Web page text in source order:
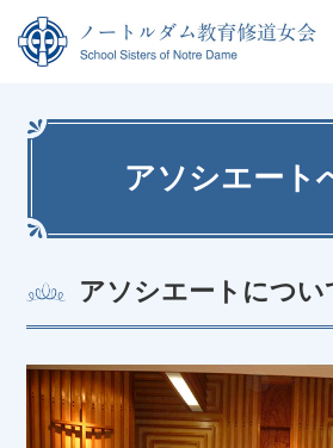
アソシエート
アソシエートについ